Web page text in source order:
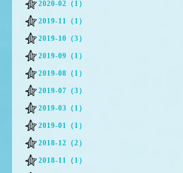
2020-02（1）
2019-11（1）
2019-10（3）
2019-09（1）
2019-08（1）
2019-07（3）
2019-03（1）
2019-01（1）
2018-12（2）
2018-11（1）